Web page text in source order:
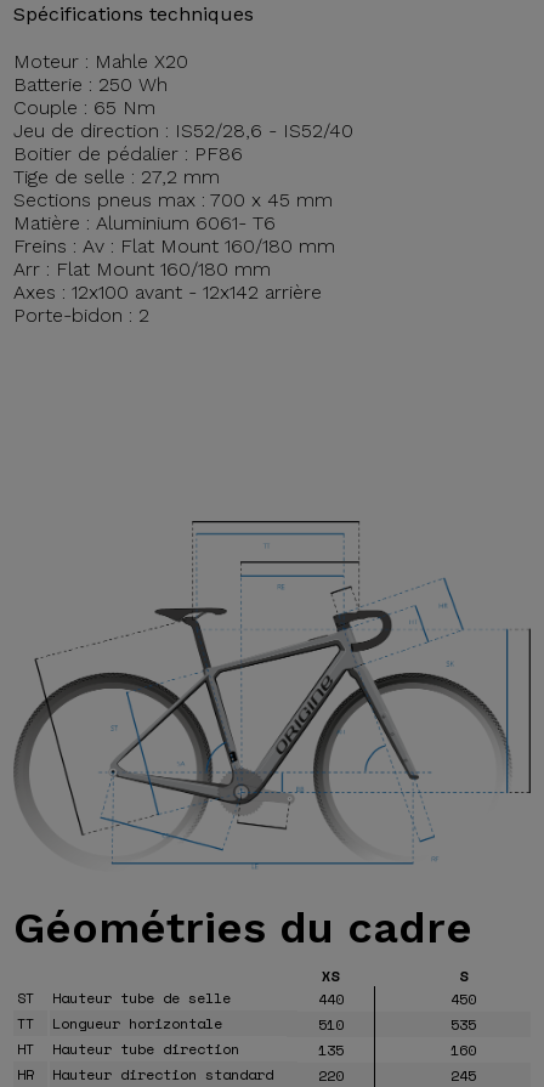
Spécifications techniques
Moteur : Mahle X20
Batterie : 250 Wh
Couple : 65 Nm
Jeu de direction : IS52/28,6 - IS52/40
Boitier de pédalier : PF86
Tige de selle : 27,2 mm
Sections pneus max : 700 x 45 mm
Matière : Aluminium 6061- T6
Freins : Av : Flat Mount 160/180 mm
Arr : Flat Mount 160/180 mm
Axes : 12x100 avant - 12x142 arrière
Porte-bidon : 2
Géométries du cadre
XS
S
ST
Hauteur tube de selle 440
450
TT
Longueur horizontale 510
535
HT
Hauteur tube direction 135
160
HR
Hauteur direction standard 220
245